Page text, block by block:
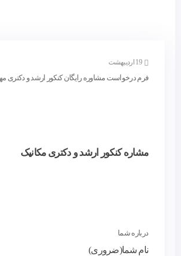
19 اردیبهشت
فرم درخواست مشاوره رایگان کنکور ارشد و دکتری
مشاره کنکور ارشد و دکتری مکانیک
درباره شما
نام شما(ضروری)